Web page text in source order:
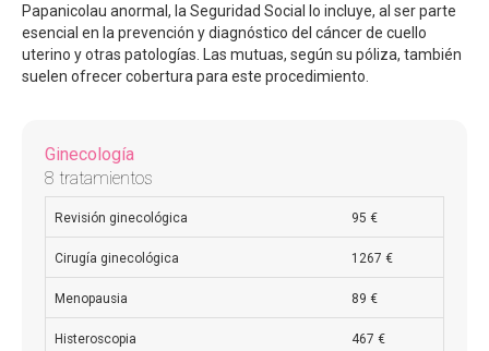
Papanicolau anormal, la Seguridad Social lo incluye, al ser parte
esencial en la prevención y diagnóstico del cáncer de cuello
uterino y otras patologías. Las mutuas, según su póliza, también
suelen ofrecer cobertura para este procedimiento.
Ginecología
8 tratamientos
Revisión ginecológica 95 €
Cirugía ginecológica 1267 €
Menopausia 89 €
Histeroscopia 467 €